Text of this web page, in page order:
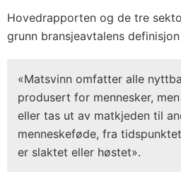
Hovedrapporten og de tre
grunn bransjeavtalens
«Matsvinn omfatter alle
produsert for mennesker,
eller tas ut av matkjeden til
menneskeføde, fra
er slaktet eller høstet».